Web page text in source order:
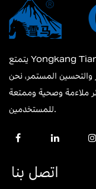
يتمتع Yongkang Tianma Electric Appliance Factory بخبرة
والتحسين المستمر، نحن
ملاءمة وصحية وممتعة
للمستخدمين.
اتصل بنا